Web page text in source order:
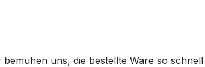
uns, die bestellte Ware so